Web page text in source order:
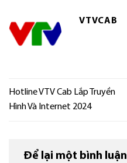
VTVCAB
Hotline VTV Cab Lắp Truyền
Hình Và Internet 2024
Để lại một bình luận